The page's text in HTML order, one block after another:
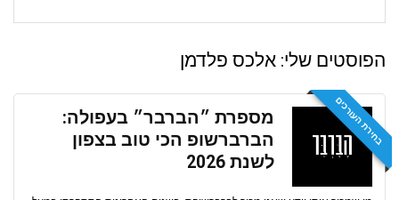
הפוסטים שלי: אלכס פלדמן
בחירת העורכים
מספרת ״הברבר״ בעפולה:
הברברשופ הכי טוב בצפון
לשנת 2026